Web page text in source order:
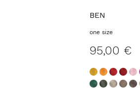
BEN
one size
95,00 €